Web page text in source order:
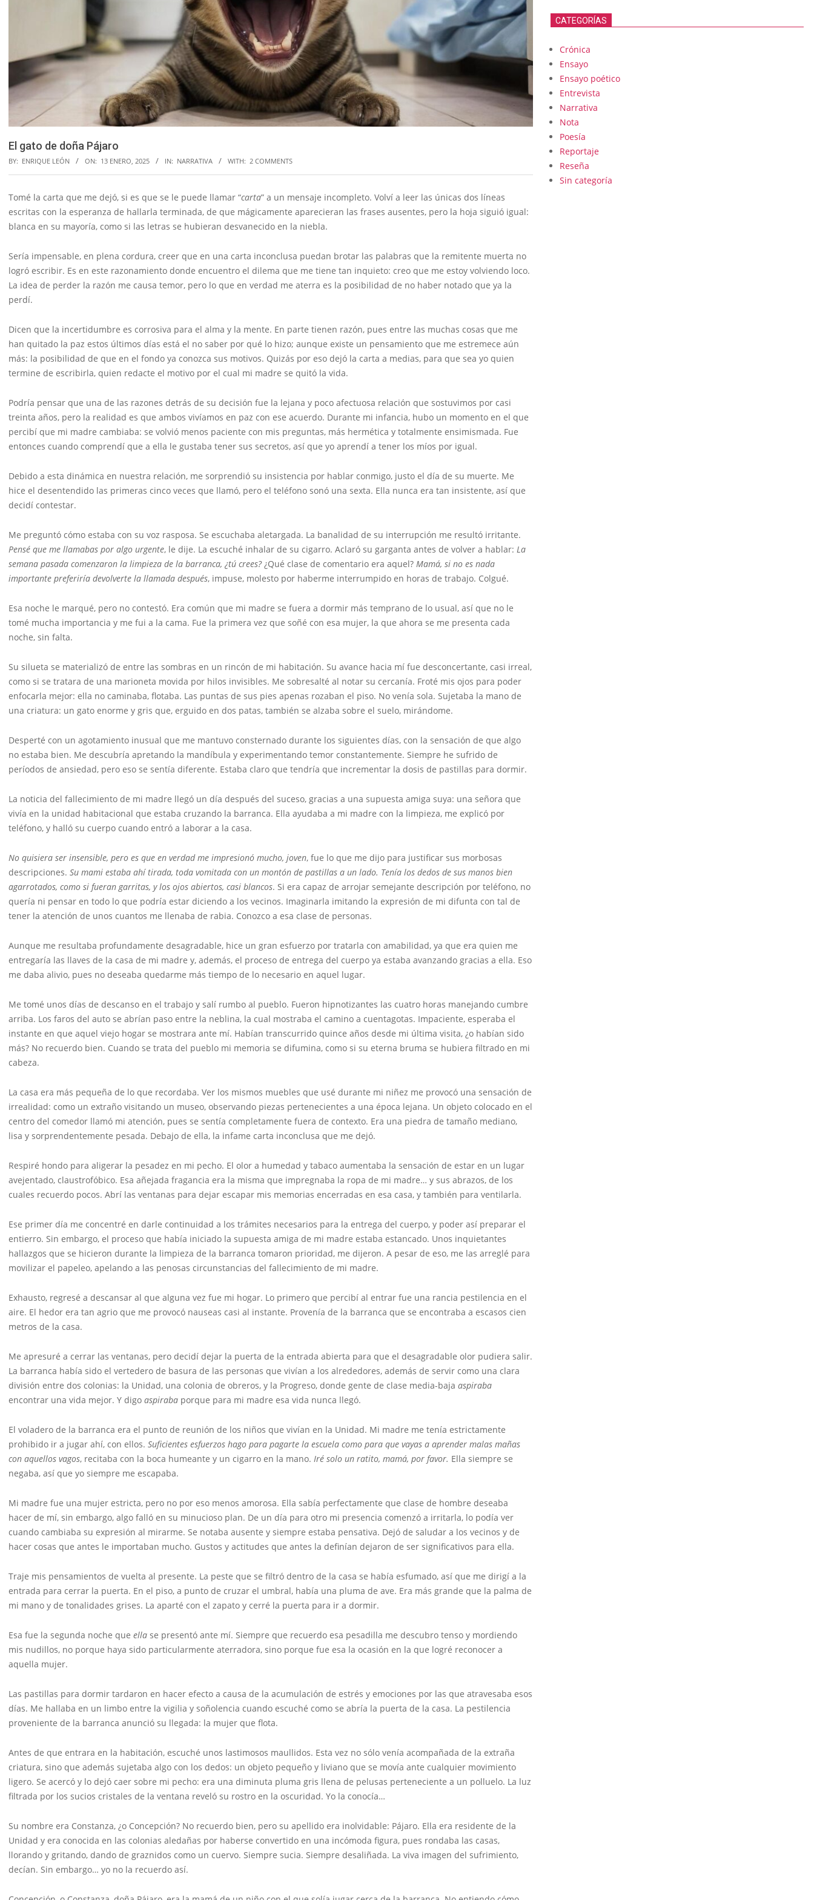
El gato de doña Pájaro
BY: ENRIQUE LEÓN ON: 13 ENERO, 2025 IN: NARRATIVA WITH: 2 COMMENTS
Tomé la carta que me dejó, si es que se le puede llamar “carta” a un mensaje incompleto. Volví a leer las únicas dos líneas
escritas con la esperanza de hallarla terminada, de que mágicamente aparecieran las frases ausentes, pero la hoja siguió igual:
blanca en su mayoría, como si las letras se hubieran desvanecido en la niebla.
Sería impensable, en plena cordura, creer que en una carta inconclusa puedan brotar las palabras que la remitente muerta no
logró escribir. Es en este razonamiento donde encuentro el dilema que me tiene tan inquieto: creo que me estoy volviendo loco.
La idea de perder la razón me causa temor, pero lo que en verdad me aterra es la posibilidad de no haber notado que ya la
perdí.
Dicen que la incertidumbre es corrosiva para el alma y la mente. En parte tienen razón, pues entre las muchas cosas que me
han quitado la paz estos últimos días está el no saber por qué lo hizo; aunque existe un pensamiento que me estremece aún
más: la posibilidad de que en el fondo ya conozca sus motivos. Quizás por eso dejó la carta a medias, para que sea yo quien
termine de escribirla, quien redacte el motivo por el cual mi madre se quitó la vida.
Podría pensar que una de las razones detrás de su decisión fue la lejana y poco afectuosa relación que sostuvimos por casi
treinta años, pero la realidad es que ambos vivíamos en paz con ese acuerdo. Durante mi infancia, hubo un momento en el que
percibí que mi madre cambiaba: se volvió menos paciente con mis preguntas, más hermética y totalmente ensimismada. Fue
entonces cuando comprendí que a ella le gustaba tener sus secretos, así que yo aprendí a tener los míos por igual.
Debido a esta dinámica en nuestra relación, me sorprendió su insistencia por hablar conmigo, justo el día de su muerte. Me
hice el desentendido las primeras cinco veces que llamó, pero el teléfono sonó una sexta. Ella nunca era tan insistente, así que
decidí contestar.
Me preguntó cómo estaba con su voz rasposa. Se escuchaba aletargada. La banalidad de su interrupción me resultó irritante.
Pensé que me llamabas por algo urgente, le dije. La escuché inhalar de su cigarro. Aclaró su garganta antes de volver a hablar: La
semana pasada comenzaron la limpieza de la barranca, ¿tú crees?¿Qué clase de comentario era aquel? Mamá, si no es nada
importante preferiría devolverte la llamada después, impuse, molesto por haberme interrumpido en horas de trabajo. Colgué.
Esa noche le marqué, pero no contestó. Era común que mi madre se fuera a dormir más temprano de lo usual, así que no le
tomé mucha importancia y me fui a la cama. Fue la primera vez que soñé con esa mujer, la que ahora se me presenta cada
noche, sin falta.
Su silueta se materializó de entre las sombras en un rincón de mi habitación. Su avance hacia mí fue desconcertante, casi irreal,
como si se tratara de una marioneta movida por hilos invisibles. Me sobresalté al notar su cercanía. Froté mis ojos para poder
enfocarla mejor: ella no caminaba, flotaba. Las puntas de sus pies apenas rozaban el piso. No venía sola. Sujetaba la mano de
una criatura: un gato enorme y gris que, erguido en dos patas, también se alzaba sobre el suelo, mirándome.
Desperté con un agotamiento inusual que me mantuvo consternado durante los siguientes días, con la sensación de que algo
no estaba bien. Me descubría apretando la mandíbula y experimentando temor constantemente. Siempre he sufrido de
períodos de ansiedad, pero eso se sentía diferente. Estaba claro que tendría que incrementar la dosis de pastillas para dormir.
La noticia del fallecimiento de mi madre llegó un día después del suceso, gracias a una supuesta amiga suya: una señora que
vivía en la unidad habitacional que estaba cruzando la barranca. Ella ayudaba a mi madre con la limpieza, me explicó por
teléfono, y halló su cuerpo cuando entró a laborar a la casa.
No quisiera ser insensible, pero es que en verdad me impresionó mucho, joven, fue lo que me dijo para justificar sus morbosas
descripciones. Su mami estaba ahí tirada, toda vomitada con un montón de pastillas a un lado. Tenía los dedos de sus manos bien
agarrotados, como si fueran garritas, y los ojos abiertos, casi blancos. Si era capaz de arrojar semejante descripción por teléfono, no
quería ni pensar en todo lo que podría estar diciendo a los vecinos. Imaginarla imitando la expresión de mi difunta con tal de
tener la atención de unos cuantos me llenaba de rabia. Conozco a esa clase de personas.
Aunque me resultaba profundamente desagradable, hice un gran esfuerzo por tratarla con amabilidad, ya que era quien me
entregaría las llaves de la casa de mi madre y, además, el proceso de entrega del cuerpo ya estaba avanzando gracias a ella. Eso
me daba alivio, pues no deseaba quedarme más tiempo de lo necesario en aquel lugar.
Me tomé unos días de descanso en el trabajo y salí rumbo al pueblo. Fueron hipnotizantes las cuatro horas manejando cumbre
arriba. Los faros del auto se abrían paso entre la neblina, la cual mostraba el camino a cuentagotas. Impaciente, esperaba el
instante en que aquel viejo hogar se mostrara ante mí. Habían transcurrido quince años desde mi última visita, ¿o habían sido
más? No recuerdo bien. Cuando se trata del pueblo mi memoria se difumina, como si su eterna bruma se hubiera filtrado en mi
cabeza.
La casa era más pequeña de lo que recordaba. Ver los mismos muebles que usé durante mi niñez me provocó una sensación de
irrealidad: como un extraño visitando un museo, observando piezas pertenecientes a una época lejana. Un objeto colocado en el
centro del comedor llamó mi atención, pues se sentía completamente fuera de contexto. Era una piedra de tamaño mediano,
lisa y sorprendentemente pesada. Debajo de ella, la infame carta inconclusa que me dejó.
Respiré hondo para aligerar la pesadez en mi pecho. El olor a humedad y tabaco aumentaba la sensación de estar en un lugar
avejentado, claustrofóbico. Esa añejada fragancia era la misma que impregnaba la ropa de mi madre… y sus abrazos, de los
cuales recuerdo pocos. Abrí las ventanas para dejar escapar mis memorias encerradas en esa casa, y también para ventilarla.
Ese primer día me concentré en darle continuidad a los trámites necesarios para la entrega del cuerpo, y poder así preparar el
entierro. Sin embargo, el proceso que había iniciado la supuesta amiga de mi madre estaba estancado. Unos inquietantes
hallazgos que se hicieron durante la limpieza de la barranca tomaron prioridad, me dijeron. A pesar de eso, me las arreglé para
movilizar el papeleo, apelando a las penosas circunstancias del fallecimiento de mi madre.
Exhausto, regresé a descansar al que alguna vez fue mi hogar. Lo primero que percibí al entrar fue una rancia pestilencia en el
aire. El hedor era tan agrio que me provocó nauseas casi al instante. Provenía de la barranca que se encontraba a escasos cien
metros de la casa.
Me apresuré a cerrar las ventanas, pero decidí dejar la puerta de la entrada abierta para que el desagradable olor pudiera salir.
La barranca había sido el vertedero de basura de las personas que vivían a los alrededores, además de servir como una clara
división entre dos colonias: la Unidad, una colonia de obreros, y la Progreso, donde gente de clase media-baja aspiraba
encontrar una vida mejor. Y digo aspiraba porque para mi madre esa vida nunca llegó.
El voladero de la barranca era el punto de reunión de los niños que vivían en la Unidad. Mi madre me tenía estrictamente
prohibido ir a jugar ahí, con ellos. Suficientes esfuerzos hago para pagarte la escuela como para que vayas a aprender malas mañas
con aquellos vagos, recitaba con la boca humeante y un cigarro en la mano. Iré solo un ratito, mamá, por favor. Ella siempre se
negaba, así que yo siempre me escapaba.
Mi madre fue una mujer estricta, pero no por eso menos amorosa. Ella sabía perfectamente que clase de hombre deseaba
hacer de mí, sin embargo, algo falló en su minucioso plan. De un día para otro mi presencia comenzó a irritarla, lo podía ver
cuando cambiaba su expresión al mirarme. Se notaba ausente y siempre estaba pensativa. Dejó de saludar a los vecinos y de
hacer cosas que antes le importaban mucho. Gustos y actitudes que antes la definían dejaron de ser significativos para ella.
Traje mis pensamientos de vuelta al presente. La peste que se filtró dentro de la casa se había esfumado, así que me dirigí a la
entrada para cerrar la puerta. En el piso, a punto de cruzar el umbral, había una pluma de ave. Era más grande que la palma de
mi mano y de tonalidades grises. La aparté con el zapato y cerré la puerta para ir a dormir.
Esa fue la segunda noche que ella se presentó ante mí. Siempre que recuerdo esa pesadilla me descubro tenso y mordiendo
mis nudillos, no porque haya sido particularmente aterradora, sino porque fue esa la ocasión en la que logré reconocer a
aquella mujer.
Las pastillas para dormir tardaron en hacer efecto a causa de la acumulación de estrés y emociones por las que atravesaba esos
días. Me hallaba en un limbo entre la vigilia y soñolencia cuando escuché como se abría la puerta de la casa. La pestilencia
proveniente de la barranca anunció su llegada: la mujer que flota.
Antes de que entrara en la habitación, escuché unos lastimosos maullidos. Esta vez no sólo venía acompañada de la extraña
criatura, sino que además sujetaba algo con los dedos: un objeto pequeño y liviano que se movía ante cualquier movimiento
ligero. Se acercó y lo dejó caer sobre mi pecho: era una diminuta pluma gris llena de pelusas perteneciente a un polluelo. La luz
filtrada por los sucios cristales de la ventana reveló su rostro en la oscuridad. Yo la conocía…
Su nombre era Constanza, ¿o Concepción? No recuerdo bien, pero su apellido era inolvidable: Pájaro. Ella era residente de la
Unidad y era conocida en las colonias aledañas por haberse convertido en una incómoda figura, pues rondaba las casas,
llorando y gritando, dando de graznidos como un cuervo. Siempre sucia. Siempre desaliñada. La viva imagen del sufrimiento,
decían. Sin embargo… yo no la recuerdo así.
CATEGORÍAS
Crónica
Ensayo
Ensayo poético
Entrevista
Narrativa
Nota
Poesía
Reportaje
Reseña
Sin categoría